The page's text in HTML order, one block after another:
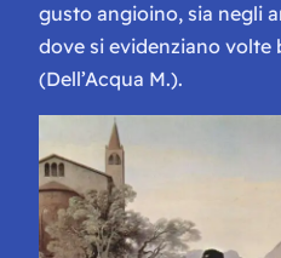
gusto angioino, sia negli
dove si evidenziano volte
(Dell’Acqua M.).